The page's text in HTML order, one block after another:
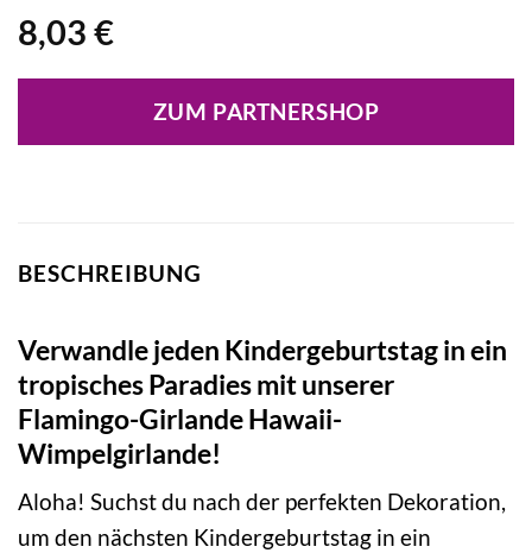
8,03 €
ZUM PARTNERSHOP
BESCHREIBUNG
Verwandle jeden Kindergeburtstag in ein
tropisches Paradies mit unserer
Flamingo-Girlande Hawaii-
Wimpelgirlande!
Aloha! Suchst du nach der perfekten Dekoration,
um den nächsten Kindergeburtstag in ein